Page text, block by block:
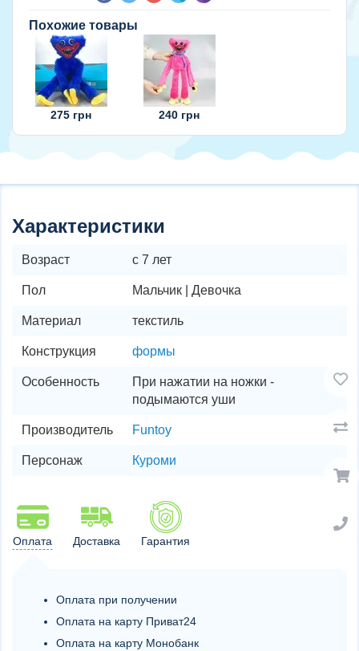
Похожие товары
275 грн 240 грн
Характеристики
Возраст с 7 лет
Пол Мальчик | Девочка
Материал текстиль
Конструкция формы
Особенность
При нажатии на ножки -
подымаются уши
Производитель Funtoy
Персонаж Куроми
Оплата Доставка Гарантия
Оплата при получении
Оплата на карту Приват24
Оплата на карту Монобанк